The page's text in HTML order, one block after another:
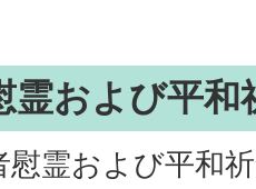
霊および平和
慰霊および平和